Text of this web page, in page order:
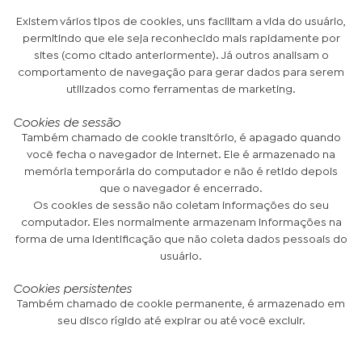
Existem vários tipos de cookies, uns facilitam a vida do usuário,
permitindo que ele seja reconhecido mais rapidamente por
sites (como citado anteriormente). Já outros analisam o
comportamento de navegação para gerar dados para serem
utilizados como ferramentas de marketing.
Cookies de sessão
Também chamado de cookie transitório, é apagado quando
você fecha o navegador de internet. Ele é armazenado na
memória temporária do computador e não é retido depois
que o navegador é encerrado.
Os cookies de sessão não coletam informações do seu
computador. Eles normalmente armazenam informações na
forma de uma identificação que não coleta dados pessoais do
usuário.
Cookies persistentes
Também chamado de cookie permanente, é armazenado em
seu disco rígido até expirar ou até você excluir.